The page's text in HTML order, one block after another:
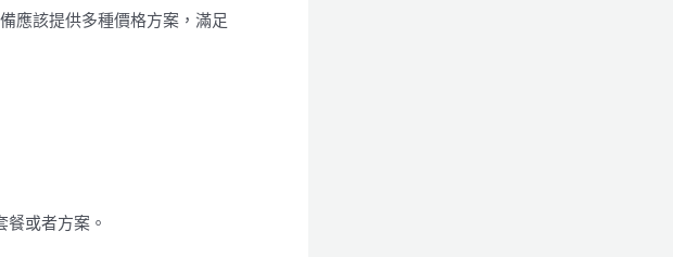
應該提供多種價格方案，滿足
或者方案。